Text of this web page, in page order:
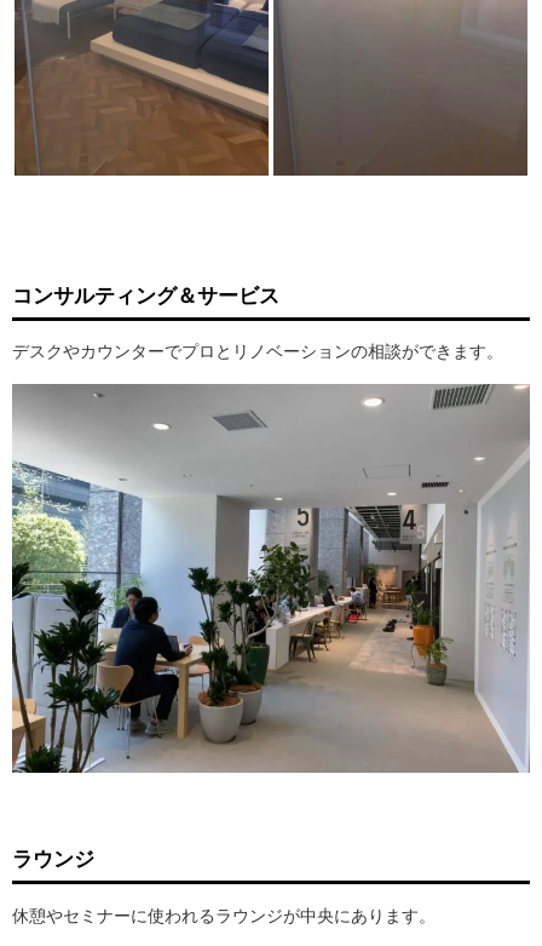
コンサルティング＆サービス
デスクやカウンターでプロとリノベーションの相談ができます。
ラウンジ
休憩やセミナーに使われるラウンジが中央にあります。